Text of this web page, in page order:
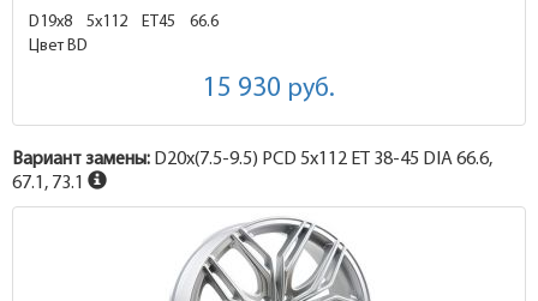
D19x8 5x112 ET45
66.6
Цвет BD
15 930 руб.
Вариант замены: D20x(7.5-9.5) PCD 5x112 ET 38-45 DIA 66.6,
67.1, 73.1